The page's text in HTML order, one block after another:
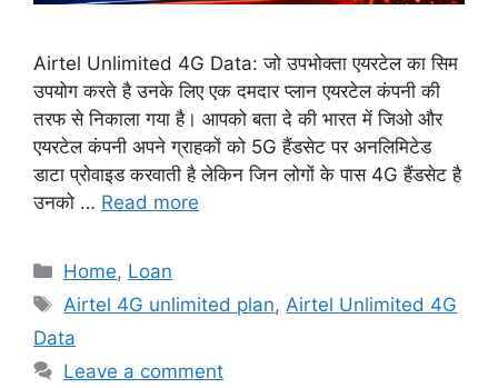
Airtel Unlimited 4G Data: जो उपभोक्ता एयरटेल का सिम
उपयोग करते है उनके लिए एक दमदार प्लान एयरटेल कंपनी की
तरफ से निकाला गया है। आपको बता दे की भारत में जिओ और
एयरटेल कंपनी अपने ग्राहकों को 5G हैंडसेट पर अनलिमिटेड
डाटा प्रोवाइड करवाती है लेकिन जिन लोगों के पास 4G हैंडसेट है
उनको … Read more
Categories
Home, Loan
Tags
Airtel 4G unlimited plan, Airtel Unlimited 4G
Data
Leave a comment